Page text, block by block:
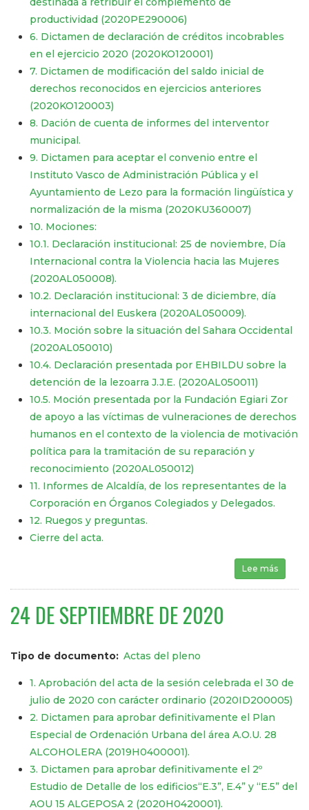
productividad (2020PE290006)
6. Dictamen de declaración de créditos incobrables
en el ejercicio 2020 (2020KO120001)
7. Dictamen de modificación del saldo inicial de
derechos reconocidos en ejercicios anteriores
(2020KO120003)
8. Dación de cuenta de informes del interventor
municipal.
9. Dictamen para aceptar el convenio entre el
Instituto Vasco de Administración Pública y el
Ayuntamiento de Lezo para la formación lingüística y
normalización de la misma (2020KU360007)
10. Mociones:
10.1. Declaración institucional: 25 de noviembre, Día
Internacional contra la Violencia hacia las Mujeres
(2020AL050008).
10.2. Declaración institucional: 3 de diciembre, día
internacional del Euskera (2020AL050009).
​​​​​​​10.3. Moción sobre la situación del Sahara Occidental
(2020AL050010)
​​​​​​​10.4. Declaración presentada por EHBILDU sobre la
detención de la lezoarra J.J.E. (2020AL050011)
​​​​​​​10.5. Moción presentada por la Fundación Egiari Zor
de apoyo a las víctimas de vulneraciones de derechos
humanos en el contexto de la violencia de motivación
política para la tramitación de su reparación y
reconocimiento (2020AL050012)
11. Informes de Alcaldía, de los representantes de la
Corporación en Órganos Colegiados y Delegados.
12. Ruegos y preguntas.
Cierre del acta.
Lee más
24 DE SEPTIEMBRE DE 2020
Tipo de documento Actas del pleno
1. Aprobación del acta de la sesión celebrada el 30 de
julio de 2020 con carácter ordinario (2020ID200005)
2. Dictamen para aprobar definitivamente el Plan
Especial de Ordenación Urbana del área A.O.U. 28
ALCOHOLERA (2019H0400001).
3. Dictamen para aprobar definitivamente el 2º
Estudio de Detalle de los edificios“E.3”, E.4” y “E.5” del
AOU 15 ALGEPOSA 2 (2020H0420001).